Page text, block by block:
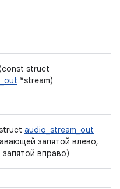
struct
*stream)
audio_stream_out
запятой влево,
вправо)